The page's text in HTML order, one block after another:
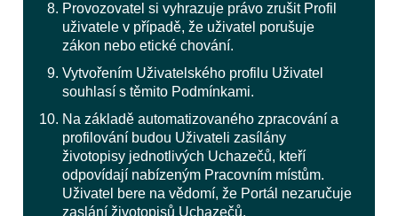
Provozovatel si vyhrazuje právo zrušit Profil
uživatele v případě, že uživatel porušuje
zákon nebo etické chování.
Vytvořením Uživatelského profilu Uživatel
souhlasí s těmito Podmínkami.
Na základě automatizovaného zpracování a
profilování budou Uživateli zasílány
životopisy jednotlivých Uchazečů, kteří
odpovídají nabízeným Pracovním místům.
Uživatel bere na vědomí, že Portál nezaručuje
zaslání životopisů Uchazečů.